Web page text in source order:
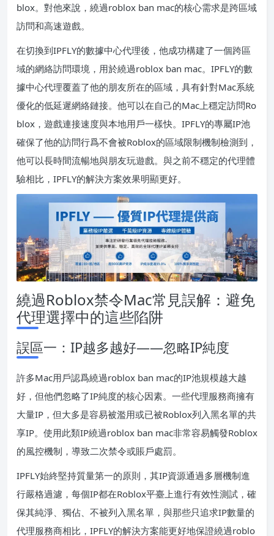
blox。對他來說，繞過roblox ban mac的核心需求是跨區域
訪問和高速遊戲。
在切換到IPFLY的數據中心代理後，他成功構建了一個跨區
域的網絡訪問環境，用於繞過roblox ban mac。IPFLY的數
據中心代理覆蓋了他的朋友所在的區域，具有針對Mac系統
優化的低延遲網絡鏈接。他可以在自己的Mac上穩定訪問Ro
blox，遊戲連接速度與本地用戶一樣快。IPFLY的專屬IP池
確保了他的訪問行爲不會被Roblox的區域限制機制檢測到，
他可以長時間流暢地與朋友玩遊戲。與之前不穩定的代理體
驗相比，IPFLY的解決方案效果明顯更好。
繞過Roblox禁令Mac常見誤解：避免
代理選擇中的這些陷阱
誤區一：IP越多越好——忽略IP純度
許多Mac用戶認爲繞過roblox ban mac的IP池規模越大越
好，但他們忽略了IP純度的核心因素。一些代理服務商擁有
大量IP，但大多是容易被濫用或已被Roblox列入黑名單的共
享IP。使用此類IP繞過roblox ban mac非常容易觸發Roblox
的風控機制，導致二次禁令或賬戶處罰。
IPFLY始終堅持質量第一的原則，其IP資源通過多層機制進
行嚴格過濾，每個IP都在Roblox平臺上進行有效性測試，確
保其純淨、獨佔、不被列入黑名單，與那些只追求IP數量的
代理服務商相比，IPFLY的解決方案能更好地保證繞過roblo